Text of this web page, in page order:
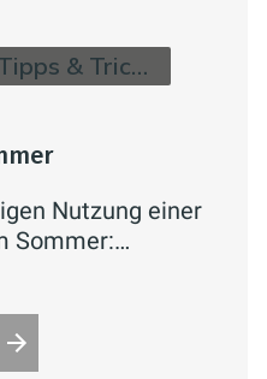
Tipps & Tricks
Nutzung einer
Sommer:
Effizienzklassen